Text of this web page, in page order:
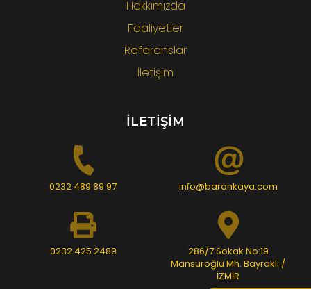
Hakkımızda
Faaliyetler
Referanslar
İletişim
İLETİŞİM
0232 489 89 97 info@barankaya.com
0232 425 2489
286/7 Sokak No:19
Mansuroğlu Mh. Bayraklı /
İZMİR